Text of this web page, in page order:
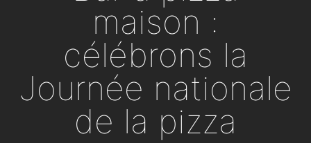
maison :
célébrons la
Journée nationale
de la pizza